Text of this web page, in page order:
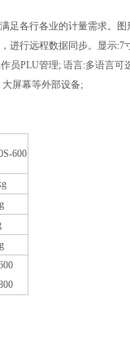
足各行各业的计量需求。
行远程数据同步。显示:7
员PLU管理; 语言:多语言可
屏幕等外部设备;
S-600